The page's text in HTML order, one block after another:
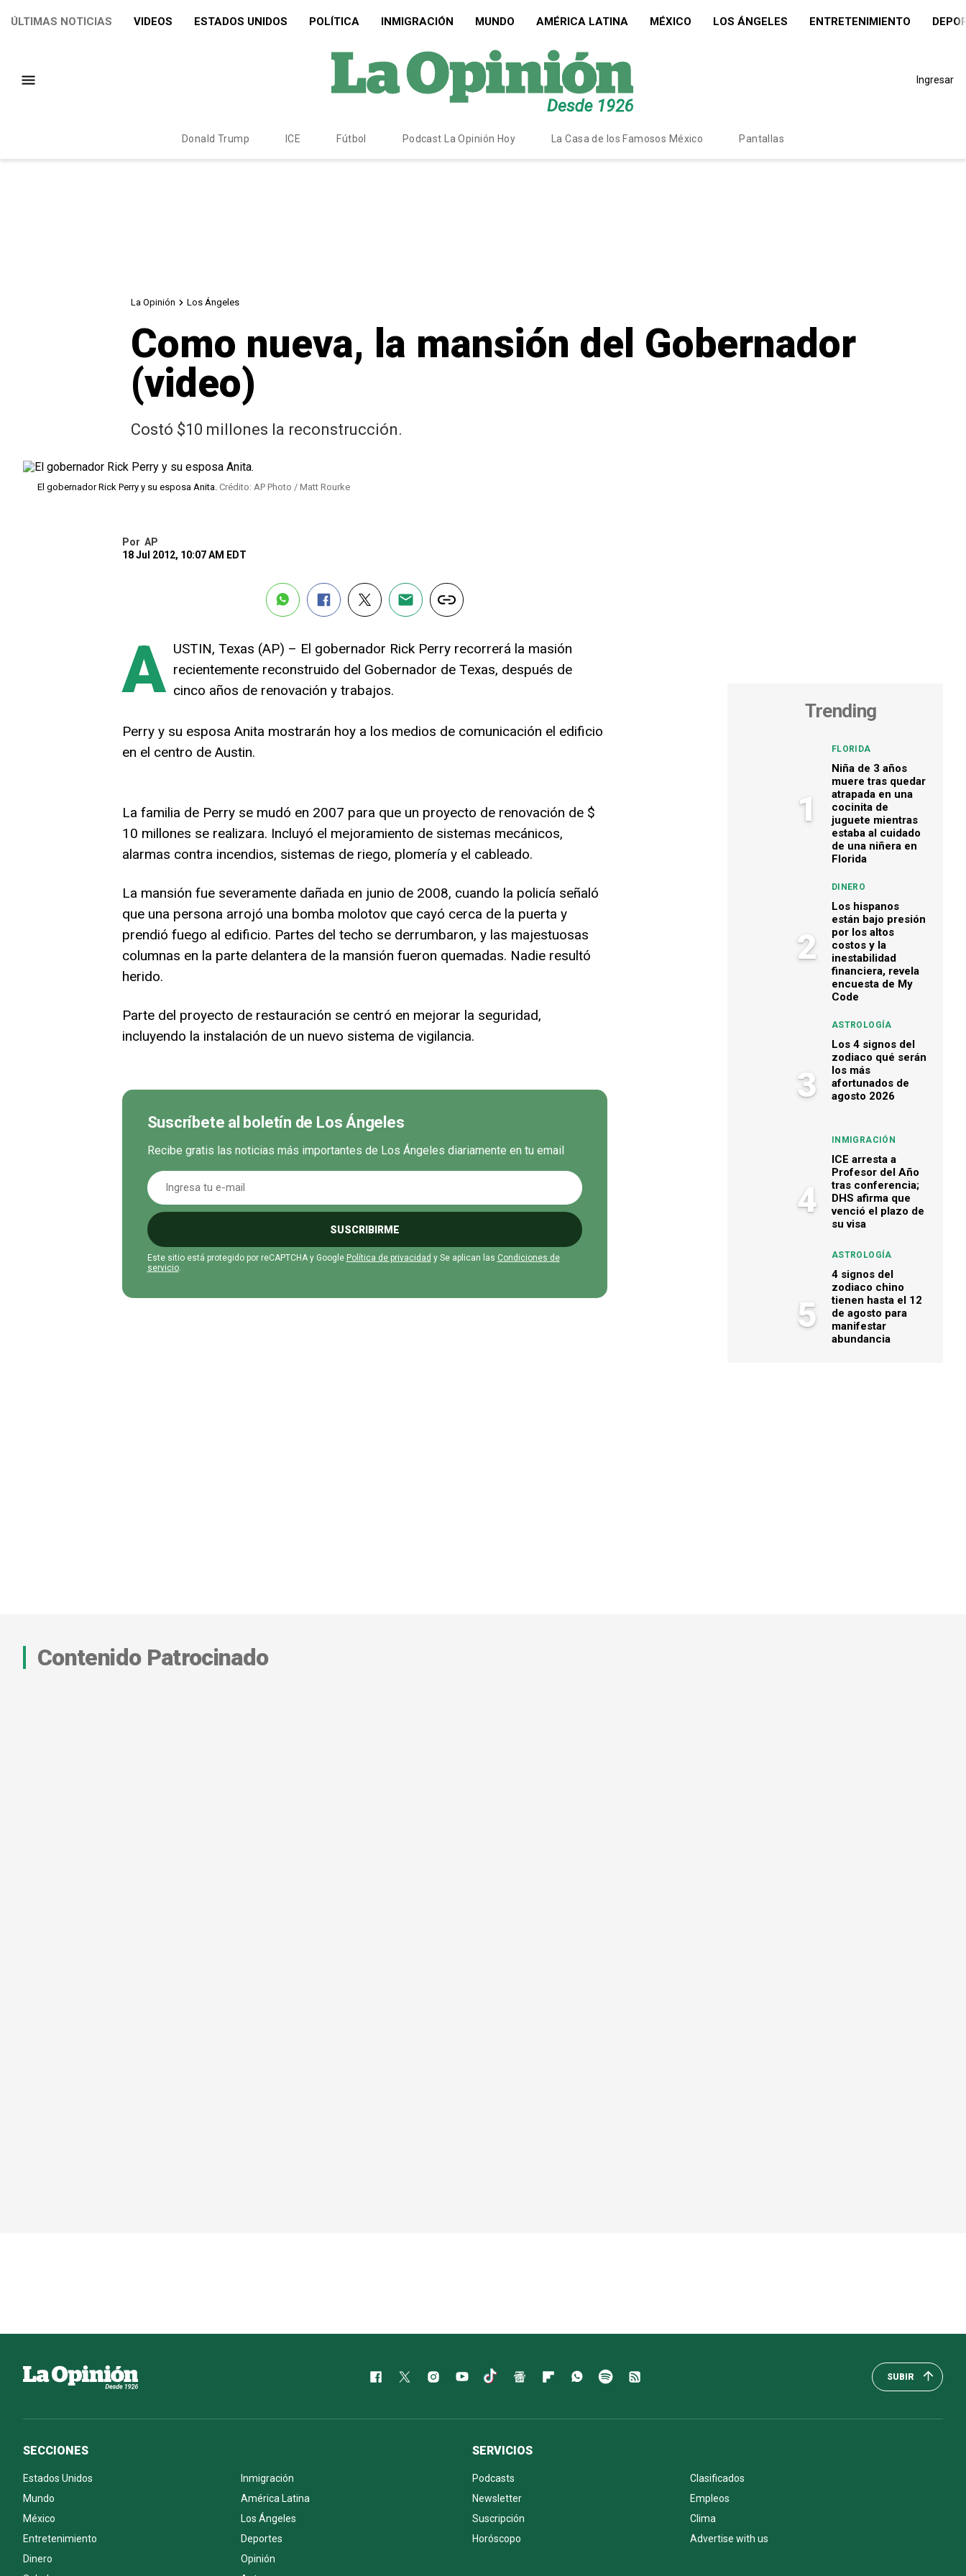
ÚLTIMAS NOTICIAS VIDEOS ESTADOS UNIDOS POLÍTICA INMIGRACIÓN MUNDO AMÉRICA LATINA MÉXICO LOS ÁNGELES ENTRETENIMIENTO
Ingresar
Donald Trump ICE Fútbol Podcast La Opinión Hoy La Casa de los Famosos México Pantallas
La Opinión Los Ángeles
Como nueva, la mansión del Gobernador
(video)
Costó $10 millones la reconstrucción.
El gobernador Rick Perry y su esposa Anita. Crédito: AP Photo / Matt Rourke
Por AP
18 Jul 2012, 10:07 AM EDT
A USTIN, Texas (AP) – El gobernador Rick Perry recorrerá la masión
recientemente reconstruido del Gobernador de Texas, después de
cinco años de renovación y trabajos.
Perry y su esposa Anita mostrarán hoy a los medios de comunicación el edificio
en el centro de Austin.
La familia de Perry se mudó en 2007 para que un proyecto de renovación de $
10 millones se realizara. Incluyó el mejoramiento de sistemas mecánicos,
alarmas contra incendios, sistemas de riego, plomería y el cableado.
La mansión fue severamente dañada en junio de 2008, cuando la policía señaló
que una persona arrojó una bomba molotov que cayó cerca de la puerta y
prendió fuego al edificio. Partes del techo se derrumbaron, y las majestuosas
columnas en la parte delantera de la mansión fueron quemadas. Nadie resultó
herido.
Parte del proyecto de restauración se centró en mejorar la seguridad,
incluyendo la instalación de un nuevo sistema de vigilancia.
Suscríbete al boletín de Los Ángeles
Recibe gratis las noticias más importantes de Los Ángeles diariamente en tu email
SUSCRIBIRME
Este sitio está protegido por reCAPTCHA y Google Política de privacidad y Se aplican las Condiciones de
servicio.
Trending
1
FLORIDA
Niña de 3 años
muere tras quedar
atrapada en una
cocinita de
juguete mientras
estaba al cuidado
de una niñera en
Florida
2
DINERO
Los hispanos
están bajo presión
por los altos
costos y la
inestabilidad
financiera, revela
encuesta de My
Code
3
ASTROLOGÍA
Los 4 signos del
zodiaco qué serán
los más
afortunados de
agosto 2026
4
INMIGRACIÓN
ICE arresta a
Profesor del Año
tras conferencia;
DHS afirma que
venció el plazo de
su visa
5
ASTROLOGÍA
4 signos del
zodiaco chino
tienen hasta el 12
de agosto para
manifestar
abundancia
Contenido Patrocinado
SUBIR
SECCIONES
Estados Unidos
Inmigración
Mundo
América Latina
México
Los Ángeles
Entretenimiento
Deportes
Dinero
Opinión
SERVICIOS
Podcasts
Clasificados
Newsletter
Empleos
Suscripción
Clima
Horóscopo
Advertise with us